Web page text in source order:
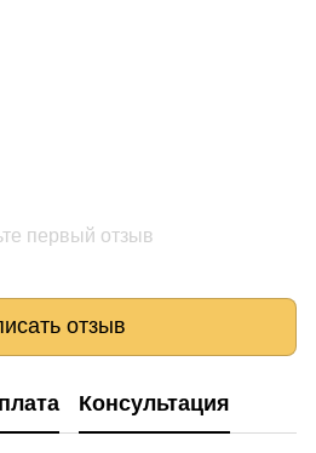
первый отзыв
отзыв
Консультация